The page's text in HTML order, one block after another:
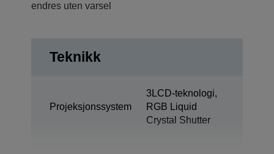
endres uten varsel
Teknikk
Projeksjonssystem
3LCD-teknologi,
RGB Liquid
Crystal Shutter